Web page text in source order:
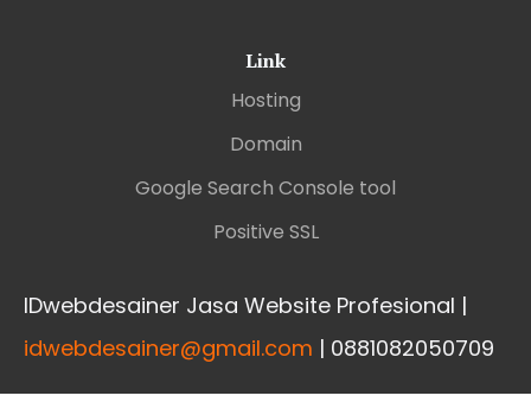
Link
Hosting
Domain
Google Search Console tool
Positive SSL
IDwebdesainer Jasa Website Profesional |
idwebdesainer@gmail.com | 0881082050709